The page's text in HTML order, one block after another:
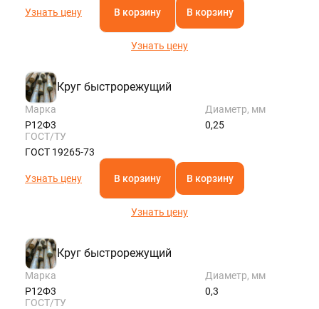
Узнать цену В корзину В корзину
Узнать цену
Круг быстрорежущий
Марка
Р12Ф3
Диаметр, мм
0,25
ГОСТ/ТУ
ГОСТ 19265-73
Узнать цену В корзину В корзину
Узнать цену
Круг быстрорежущий
Марка
Р12Ф3
Диаметр, мм
0,3
ГОСТ/ТУ